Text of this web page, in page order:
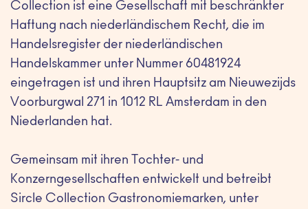
Collection ist eine Gesellschaft mit beschränkter
Haftung nach niederländischem Recht, die im
Handelsregister der niederländischen
Handelskammer unter Nummer 60481924
eingetragen ist und ihren Hauptsitz am Nieuwezijds
Voorburgwal 271 in 1012 RL Amsterdam in den
Niederlanden hat.
Gemeinsam mit ihren Tochter- und
Konzerngesellschaften entwickelt und betreibt
Sircle Collection Gastronomiemarken, unter